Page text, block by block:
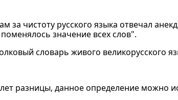
чистоту русского языка отвечал
значение всех слов".
словарь живого великорусского
разницы, данное определение можно